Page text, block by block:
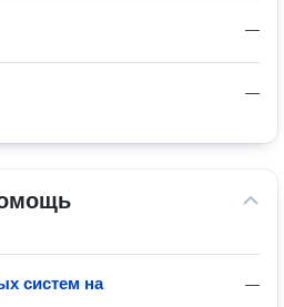
—
—
—
систем на